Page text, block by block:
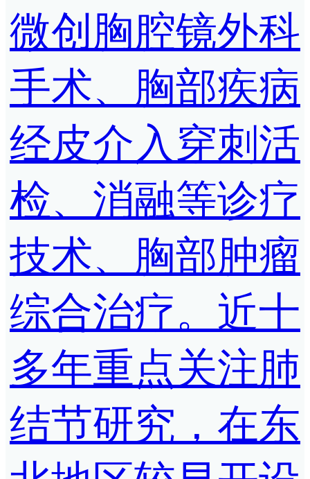
微创胸腔镜外科
手术、胸部疾病
经皮介入穿刺活
检、消融等诊疗
技术、胸部肿瘤
综合治疗。近十
多年重点关注肺
结节研究，在东